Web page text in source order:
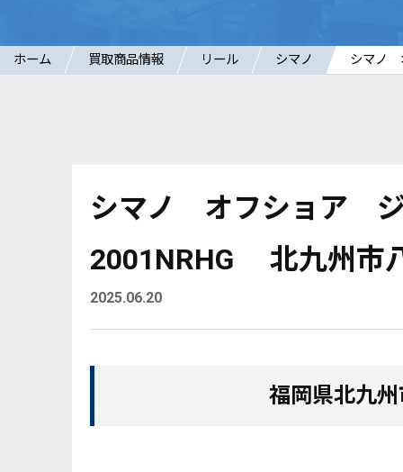
ホーム 買取商品情報 リール シマノ シマノ
シマノ オフショア
2001NRHG 北九州市
2025.06.20
福岡県北九